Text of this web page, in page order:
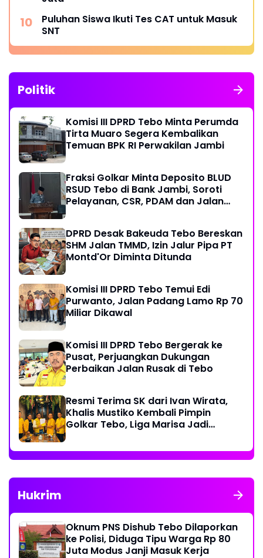
Puluhan Siswa Ikuti Tes CAT untuk Masuk
SNT
Politik
Komisi III DPRD Tebo Minta Perumda
Tirta Muaro Segera Kembalikan
Temuan BPK RI Perwakilan Jambi
Fraksi Golkar Minta Deposito BLUD
RSUD Tebo di Bank Jambi, Soroti
Pelayanan, CSR, PDAM dan Jalan
DPRD Desak Bakeuda Tebo Bereskan
SHM Jalan TMMD, Izin Jalur Pipa PT
Montd'Or Diminta Ditunda
Komisi III DPRD Tebo Temui Edi
Purwanto, Jalan Padang Lamo Rp 70
Miliar Dikawal
Komisi III DPRD Tebo Bergerak ke
Pusat, Perjuangkan Dukungan
Perbaikan Jalan Rusak di Tebo
Resmi Terima SK dari Ivan Wirata,
Khalis Mustiko Kembali Pimpin
Golkar Tebo, Liga Marisa Jadi
Hukrim
Oknum PNS Dishub Tebo Dilaporkan
ke Polisi, Diduga Tipu Warga Rp 80
Juta Modus Janji Masuk Kerja